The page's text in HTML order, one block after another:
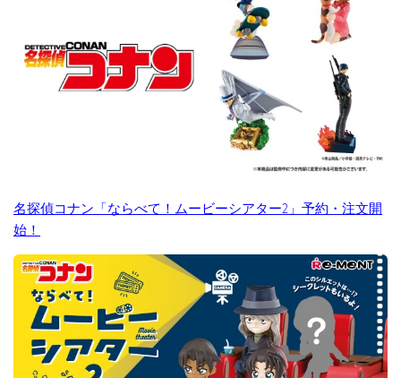
名探偵コナン「ならべて！ムービーシアター2」予約・注文開
始！